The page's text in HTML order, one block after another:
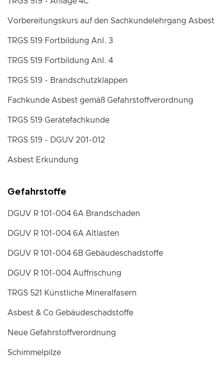
Vorbereitungskurs auf den Sachkundelehrgang Asbest
TRGS 519 Fortbildung Anl. 3
TRGS 519 Fortbildung Anl. 4
TRGS 519 - Brandschutzklappen
Fachkunde Asbest gemäß Gefahrstoffverordnung
TRGS 519 Gerätefachkunde
TRGS 519 - DGUV 201-012
Asbest Erkundung
Gefahrstoffe
DGUV R 101-004 6A Brandschaden
DGUV R 101-004 6A Altlasten
DGUV R 101-004 6B Gebäudeschadstoffe
DGUV R 101-004 Auffrischung
TRGS 521 Künstliche Mineralfasern
Asbest & Co Gebäudeschadstoffe
Neue Gefahrstoffverordnung
Schimmelpilze